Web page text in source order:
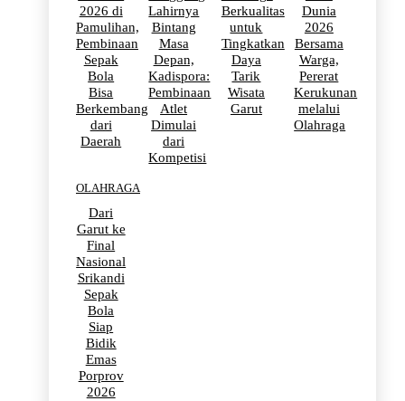
2026 di
Pamulihan,
Pembinaan
Sepak
Bola
Bisa
Berkembang
dari
Daerah
Lahirnya
Bintang
Masa
Depan,
Kadispora:
Pembinaan
Atlet
Dimulai
dari
Kompetisi
Berkualitas
untuk
Tingkatkan
Daya
Tarik
Wisata
Garut
Dunia
2026
Bersama
Warga,
Pererat
Kerukunan
melalui
Olahraga
OLAHRAGA
Dari
Garut ke
Final
Nasional
Srikandi
Sepak
Bola
Siap
Bidik
Emas
Porprov
2026